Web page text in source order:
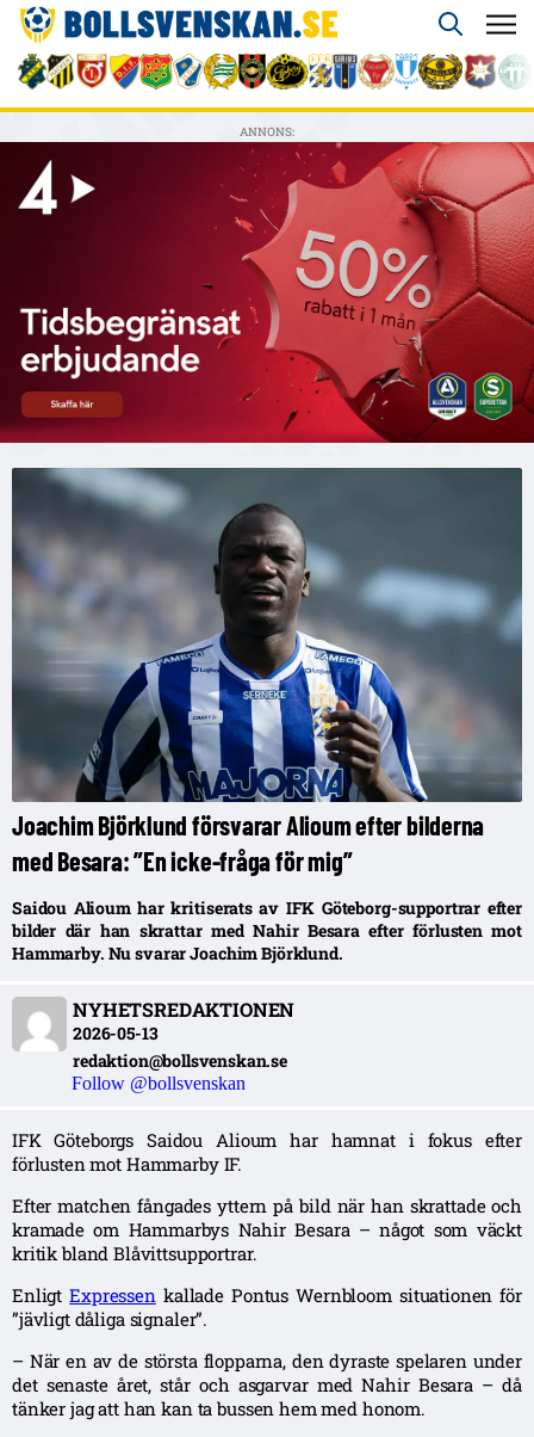
ANNONS:
Joachim Björklund försvarar Alioum efter bilderna
med Besara: ”En icke-fråga för mig”
Saidou Alioum har kritiserats av IFK Göteborg-supportrar efter
bilder där han skrattar med Nahir Besara efter förlusten mot
Hammarby. Nu svarar Joachim Björklund.
NYHETSREDAKTIONEN
2026-05-13
redaktion@bollsvenskan.se
Follow @bollsvenskan
IFK Göteborgs Saidou Alioum har hamnat i fokus efter
förlusten mot Hammarby IF.
Efter matchen fångades yttern på bild när han skrattade och
kramade om Hammarbys Nahir Besara – något som väckt
kritik bland Blåvittsupportrar.
EnligtExpressenkallade Pontus Wernbloom situationen för
”jävligt dåliga signaler”.
– När en av de största flopparna, den dyraste spelaren under
det senaste året, står och asgarvar med Nahir Besara – då
tänker jag att han kan ta bussen hem med honom.